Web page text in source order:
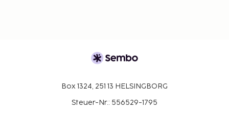
Box 1324, 251 13 HELSINGBORG
Steuer-Nr.: 556529-1795